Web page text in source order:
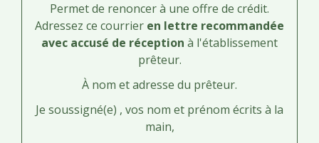
Permet de renoncer à une offre de crédit.
Adressez ce courrier en lettre recommandée
avec accusé de réception à l'établissement
prêteur.
À nom et adresse du prêteur.
Je soussigné(e) , vos nom et prénom écrits à la
main,